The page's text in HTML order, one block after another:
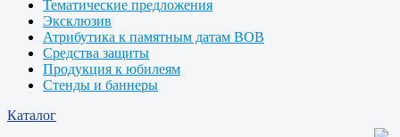
Тематические предложения
Эксклюзив
Атрибутика к памятным датам ВОВ
Средства защиты
Продукция к юбилеям
Стенды и баннеры
Каталог